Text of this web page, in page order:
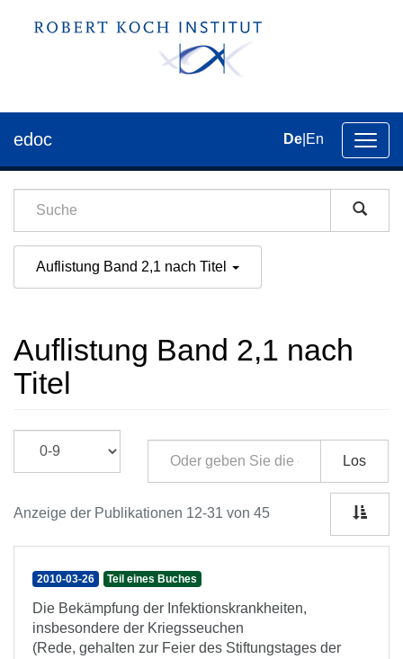
der
edoc De En
Auflistung Band 2,1 nach Titel
Auflistung Band 2,1 nach
Titel
Los
Anzeige der Publikationen 12-31 von 45
2010-03-26 Teil eines Buches
Die Bekämpfung der Infektionskrankheiten,
insbesondere der Kriegsseuchen
(Rede, gehalten zur Feier des Stiftungstages der